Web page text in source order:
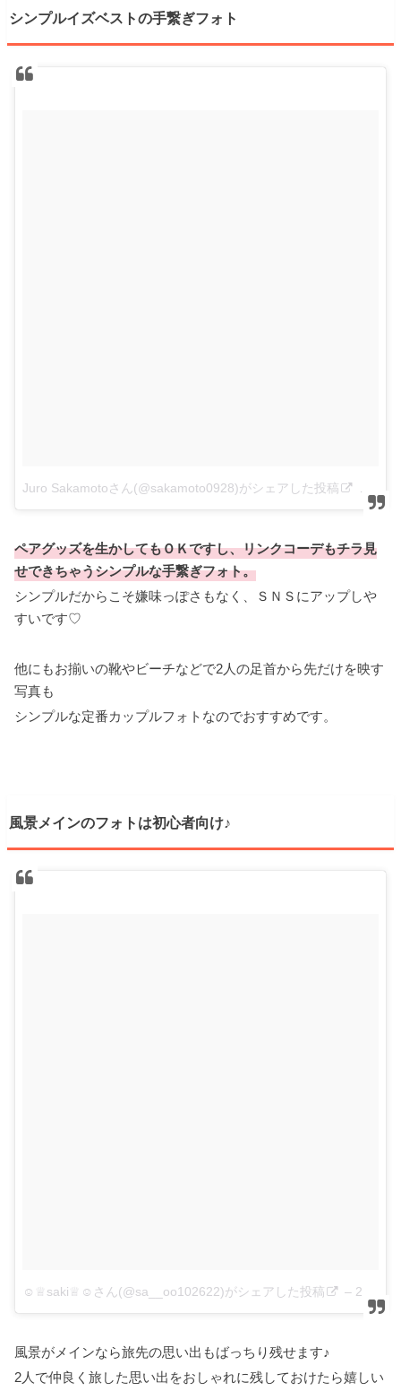
シンプルイズベストの手繋ぎフォト
Juro Sakamotoさん(@sakamoto0928)がシェアした投稿
ペアグッズを生かしてもＯＫですし、リンクコーデもチラ見
せできちゃうシンプルな手繋ぎフォト。
シンプルだからこそ嫌味っぽさもなく、ＳＮＳにアップしや
すいです♡
他にもお揃いの靴やビーチなどで2人の足首から先だけを映す
写真も
シンプルな定番カップルフォトなのでおすすめです。
風景メインのフォトは初心者向け♪
☺︎♕saki♕☺︎さん(@sa__oo102622)がシェアした投稿 – 2018年 7月月12日午後12時46分PDT
風景がメインなら旅先の思い出もばっちり残せます♪
2人で仲良く旅した思い出をおしゃれに残しておけたら嬉しい